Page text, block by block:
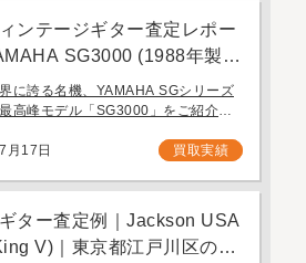
ンテージギター査定レポー
SG3000 (1988年製)
野田市のお客様より店舗に
に誇る名機、YAMAHA SGシリーズ
高峰モデル「SG3000」をご紹介し
ックスで国内外問わず多くのギタリ
月17日 買取実績
ター査定例｜Jackson USA
V)｜東京都江戸川区のお